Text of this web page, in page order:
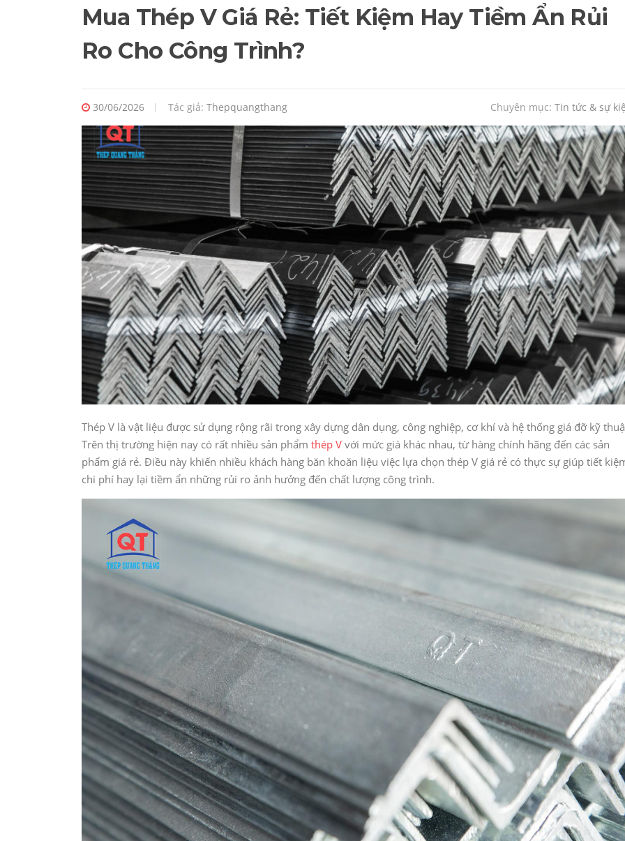
Mua Thép V Giá Rẻ: Tiết Kiệm Hay Tiềm Ẩn Rủi
Ro Cho Công Trình?
30/06/2026 Tác giả: Thepquangthang Chuyên mục: Tin tức & sự
Thép V là vật liệu được sử dụng rộng rãi trong xây dựng dân dụng, công nghiệp, cơ khí và hệ thống giá đỡ kỹ
Trên thị trường hiện nay có rất nhiều sản phẩm thép V với mức giá khác nhau, từ hàng chính hãng đến các sản
phẩm giá rẻ. Điều này khiến nhiều khách hàng băn khoăn liệu việc lựa chọn thép V giá rẻ có thực sự giúp tiết
chi phí hay lại tiềm ẩn những rủi ro ảnh hưởng đến chất lượng công trình.